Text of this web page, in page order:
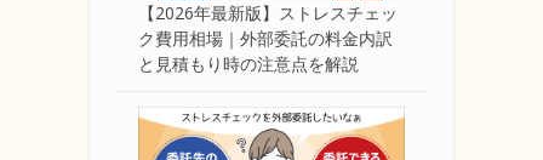
【2026年最新版】ストレスチェッ
ク費用相場｜外部委託の料金内訳
と見積もり時の注意点を解説